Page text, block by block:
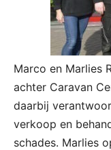
Marco en Marlies
achter Caravan
daarbij
verkoop en
schades. Marlies